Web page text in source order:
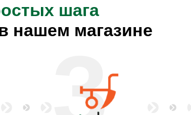
3
шага
нашем магазине